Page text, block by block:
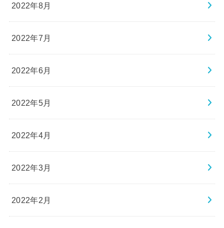
2022年8月
2022年7月
2022年6月
2022年5月
2022年4月
2022年3月
2022年2月